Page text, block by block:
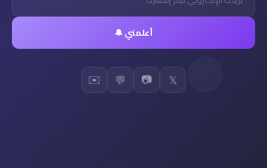
أعلمني 🔔
𝕏
📷
💬
✉️